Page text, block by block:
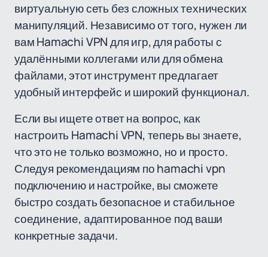
виртуальную сеть без сложных технических
манипуляций. Независимо от того, нужен ли
вам Hamachi VPN для игр, для работы с
удалёнными коллегами или для обмена
файлами, этот инструмент предлагает
удобный интерфейс и широкий функционал.
Если вы ищете ответ на вопрос, как
настроить Hamachi VPN, теперь вы знаете,
что это не только возможно, но и просто.
Следуя рекомендациям по hamachi vpn
подключению и настройке, вы сможете
быстро создать безопасное и стабильное
соединение, адаптированное под ваши
конкретные задачи.